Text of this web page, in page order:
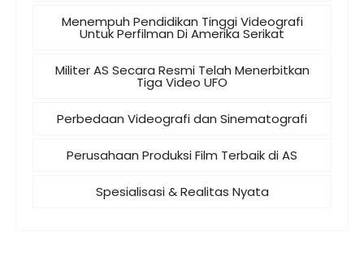
Menempuh Pendidikan Tinggi Videografi
Untuk Perfilman Di Amerika Serikat
Militer AS Secara Resmi Telah Menerbitkan
Tiga Video UFO
Perbedaan Videografi dan Sinematografi
Perusahaan Produksi Film Terbaik di AS
Spesialisasi & Realitas Nyata